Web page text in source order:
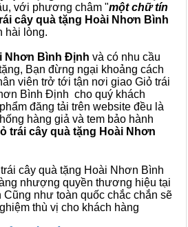
với phương châm "một chữ tín
cây quà tặng Hoài Nhơn Bình
hài lòng.
Nhơn Bình Định và có nhu cầu
Bạn đừng ngại khoảng cách
viên trở tới tận nơi giao Giỏ trái
Bình Định cho quý khách
đăng tải trên website đều là
hàng giả và tem bảo hành
trái cây quà tặng Hoài Nhơn
cây quà tặng Hoài Nhơn Bình
nhượng quyền thương hiệu tại
như toàn quốc chắc chắn sẽ
thù vị cho khách hàng